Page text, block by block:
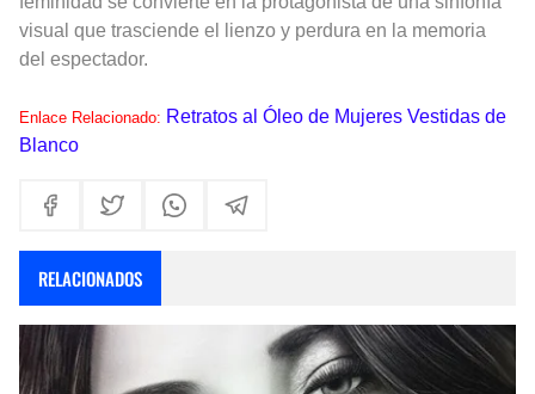
visual que trasciende el lienzo y perdura en la memoria
del espectador.
Enlace Relacionado: Retratos al Óleo de Mujeres Vestidas de
Blanco
RELACIONADOS